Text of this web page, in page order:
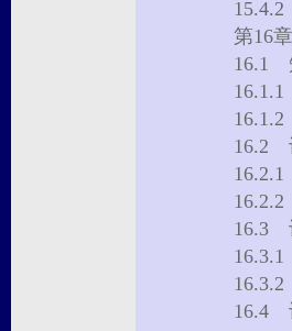
第16
16.1
16.2
16.3
16.4